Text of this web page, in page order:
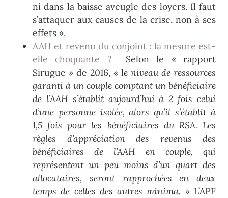
ni dans la baisse aveugle des loyers. Il faut
s’attaquer aux causes de la crise, non à ses
effets ».
AAH et revenu du conjoint : la mesure est-
elle choquante ?Selon le « rapport
Sirugue » de 2016, « le niveau de ressources
garanti à un couple comptant un bénéficiaire
de l’AAH s’établit aujourd’hui à 2 fois celui
d’une personne isolée, alors qu’il s’établit à
1,5 fois pour les bénéficiaires du RSA. Les
règles d’appréciation des revenus des
bénéficiaires de l’AAH en couple, qui
représentent un peu moins d’un quart des
allocataires, seront rapprochées en deux
temps de celles des autres minima. »L’APF